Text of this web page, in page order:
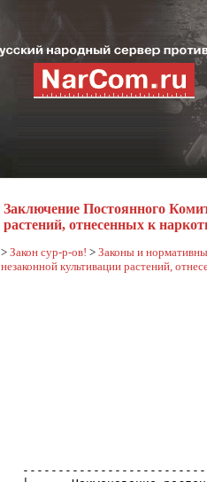
Заключение Постоянного
растений, отнесенных к
> Закон сур-р-ов! > Законы и
незаконной культивации растений,